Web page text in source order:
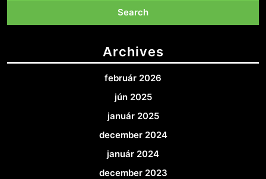
Archives
február 2026
jún 2025
január 2025
december 2024
január 2024
december 2023